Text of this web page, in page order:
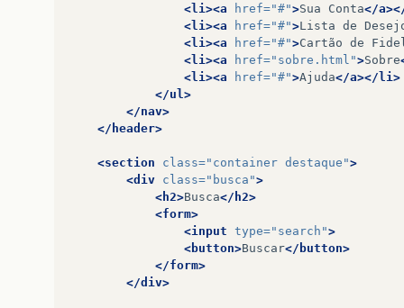
<li><a
href="#">Sua Conta</
<li><a
href="#">Lista de
<li><a
href="#">Cartão de
<li><a
href="sobre.html">Sobre
<li><a
href="#">Ajuda</a></li>
</ul>
</nav>
</header>
<section class="container destaque">
<div class="busca">
<h2>Busca</h2>
<form>
<input type="search">
<button>Buscar</button>
</form>
</div>